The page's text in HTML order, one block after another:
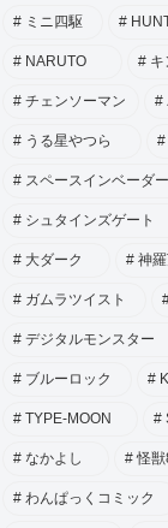
ミニ四駆
NARUTO キ
チェンソーマン
うる星やつら
スペースインベーダー
シュタインズゲート
大ダーク 神
ガムラツイスト
デジタルモンスター
ブルーロック
TYPE-MOON
なかよし 怪
わんぱっくコミック